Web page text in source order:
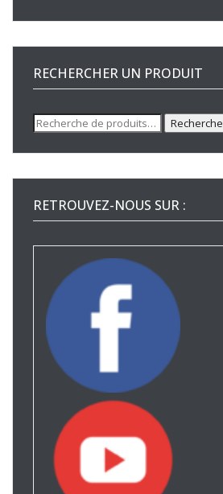
RECHERCHER UN PRODUIT
Recherche
pour :
Recherche
RETROUVEZ-NOUS SUR :